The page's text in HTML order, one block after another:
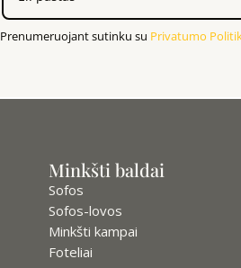
Prenumeruojant sutinku su Privatumo
Minkšti baldai
Sofos
Sofos-lovos
Minkšti kampai
Foteliai